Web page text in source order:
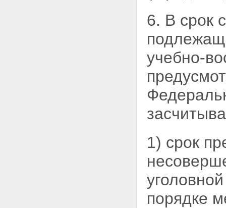
6. В срок
учебно-
1) срок
порядке